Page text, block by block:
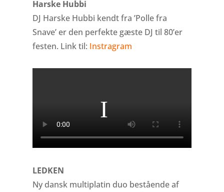
Harske Hubbi
DJ Harske Hubbi kendt fra ’Polle fra
Snave’ er den perfekte gæste DJ til 80’er
festen. Link til: Instragram
LEDKEN
Ny dansk multiplatin duo bestående af